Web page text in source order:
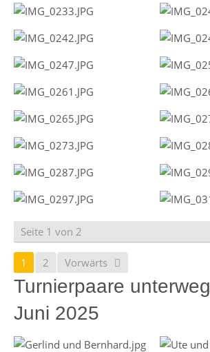
Seite 1 von 2
1 2 Vorwärts
Turnierpaare
Juni 2025